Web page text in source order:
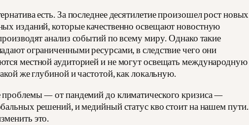
есть. За последнее десятилетие произошел рост новых
изданий, которые качественно освещают новостную
анализ событий по всему миру. Однако такие
ограниченными ресурсами, в следствие чего они
местной аудиторией и не могут освещать международную
же глубиной и частотой, как локальную.
проблемы — от пандемий до климатического кризиса —
решений, и медийный статус кво стоит на нашем пути.
это.